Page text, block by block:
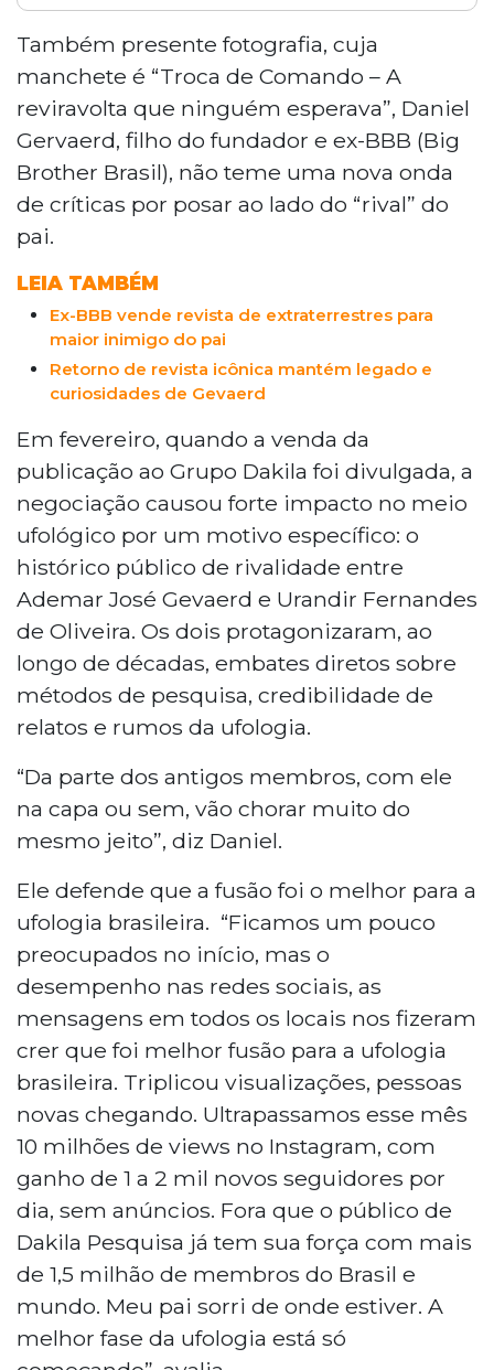
A Revista UFO, fundada em 1985 por
Ademar José Gevaerd, retorna às bancas
em junho sob nova direção do Grupo
na capa. Daniel Gevaerd, filho do
fundador, defende a fusão, citando
crescimento nas redes sociais e 10
milhões de visualizações no Instagram. A
publicação terá tiragem de 20 mil cópias
em português, inglês e espanhol,
custando R$ 30, com distribuição no
Brasil, Europa e Estados Unidos.
Também presente fotografia, cuja
manchete é “Troca de Comando – A
reviravolta que ninguém esperava”, Daniel
Gervaerd, filho do fundador e ex-BBB (Big
Brother Brasil), não teme uma nova onda
de críticas por posar ao lado do “rival” do
pai.
LEIA TAMBÉM
Ex-BBB vende revista de extraterrestres para
maior inimigo do pai
Retorno de revista icônica mantém legado e
curiosidades de Gevaerd
Em fevereiro, quando a venda da
publicação ao Grupo Dakila foi divulgada, a
negociação causou forte impacto no meio
ufológico por um motivo específico: o
histórico público de rivalidade entre
Ademar José Gevaerd e Urandir Fernandes
de Oliveira. Os dois protagonizaram, ao
longo de décadas, embates diretos sobre
métodos de pesquisa, credibilidade de
relatos e rumos da ufologia.
“Da parte dos antigos membros, com ele
na capa ou sem, vão chorar muito do
mesmo jeito”, diz Daniel.
Ele defende que a fusão foi o melhor para a
ufologia brasileira. “Ficamos um pouco
preocupados no início, mas o
desempenho nas redes sociais, as
mensagens em todos os locais nos fizeram
crer que foi melhor fusão para a ufologia
brasileira. Triplicou visualizações, pessoas
novas chegando. Ultrapassamos esse mês
10 milhões de views no Instagram, com
ganho de 1 a 2 mil novos seguidores por
dia, sem anúncios. Fora que o público de
Dakila Pesquisa já tem sua força com mais
de 1,5 milhão de membros do Brasil e
mundo. Meu pai sorri de onde estiver. A
melhor fase da ufologia está só